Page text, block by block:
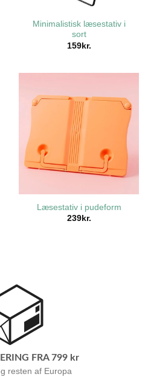
Minimalistisk læsestativ i
sort
159kr.
Læsestativ i pudeform
239kr.
FRA 799 kr
resten af Europa